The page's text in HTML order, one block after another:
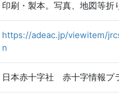
印刷・製本。写真、地図等折
https://adeac.jp/viewitem/
n
日本赤十字社 赤十字情報プ